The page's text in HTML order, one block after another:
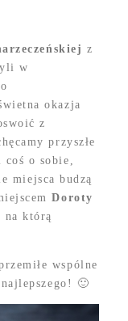
z
w
okazja
z
przyszłe
o sobie,
miejsca budzą
Doroty
, na którą
wspólne
🙂